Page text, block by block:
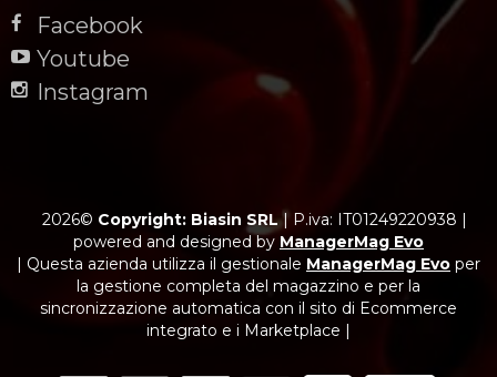
Facebook
Youtube
Instagram
2026© Copyright: Biasin SRL| P.iva: IT01249220938 |
powered and designed by ManagerMag Evo
| Questa azienda utilizza il gestionale ManagerMag Evo per
la gestione completa del magazzino e per la
sincronizzazione automatica con il sito di Ecommerce
integrato e i Marketplace |